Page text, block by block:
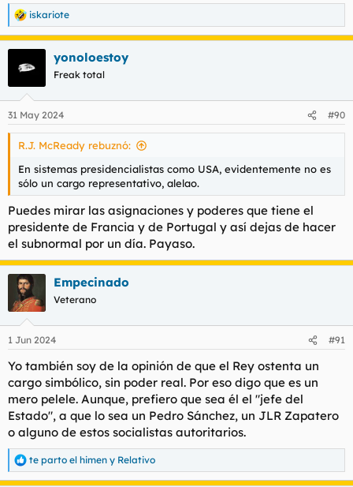
que lo harán con Begoño y el resto de corruptos, como los de
los ERES en Gandalucía, que no pisan la cárcel, no hay manera.
Pero no habrá ninguna reacción, ¿qué cojones tiene que pasar
para que caiga el R78 y su puta oligarquía de partidos?
R
e
a
e
s
iskariote
yonoloestoy
Freak total
31 May 2024 #90
R.J. McReady rebuznó:
En sistemas presidencialistas como USA, evidentemente no es
sólo un cargo representativo, alelao.
Puedes mirar las asignaciones y poderes que tiene el
presidente de Francia y de Portugal y así dejas de hacer
el subnormal por un día. Payaso.
Empecinado
Veterano
1 Jun 2024 #91
Yo también soy de la opinión de que el Rey ostenta un
cargo simbólico, sin poder real. Por eso digo que es un
mero pelele. Aunque, prefiero que sea él el "jefe del
Estado", a que lo sea un Pedro Sánchez, un JLR Zapatero
o alguno de estos socialistas autoritarios.
R
e
te parto el himen y Relativo